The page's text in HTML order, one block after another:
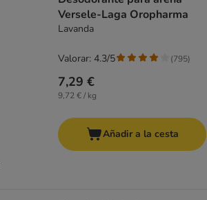
Versele-Laga Oropharma
Lavanda
7,29 €
9,72 € / kg
Valorar: 4.3/5 (795)
Añadir a la cesta